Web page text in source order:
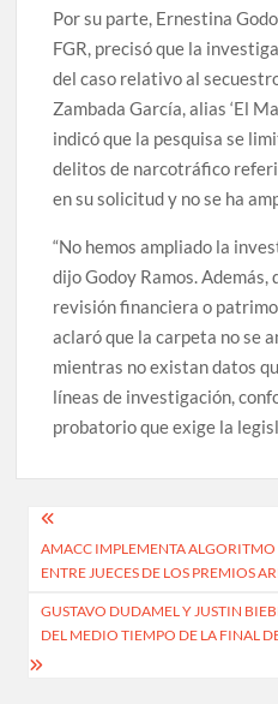
Por su parte, Ernestina
FGR, precisó que la
del caso relativo al
Zambada García, alias ‘El
indicó que la pesquisa se
delitos de narcotráfico
en su solicitud y no se ha
“No hemos ampliado la
dijo Godoy Ramos.
revisión financiera o
aclaró que la carpeta no se
mientras no existan datos
líneas de investigación,
probatorio que exige la
Navegación
de
entradas
AMACC IMPLEMENTA ALGORITMO
ENTRE JUECES DE LOS PREMIOS
GUSTAVO DUDAMEL Y JUSTIN
DEL MEDIO TIEMPO DE LA FINAL